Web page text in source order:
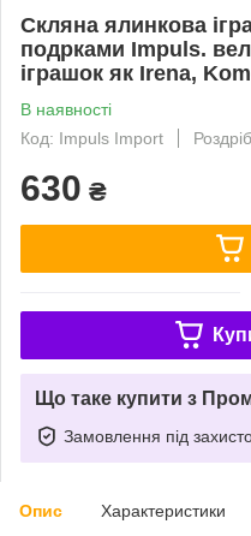
Скляна ялинкова
подрками Impuls.
іграшок як Irena,
В наявності
Код: Impuls Import
Роздріб
630 ₴
Що таке купити з
Замовлення під
Опис Характеристики